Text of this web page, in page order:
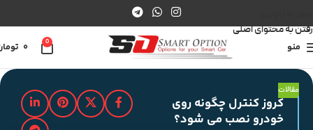
رفتن به محتوای اصلی
منو
0
مقالات
کروز کنترل چگونه روی
خودرو نصب می شود؟